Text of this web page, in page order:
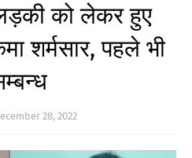
लड़की को लेकर हुए
शर्मसार, पहले भी
28, 2022